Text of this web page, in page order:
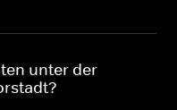
unter der